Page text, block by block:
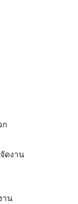
ก
ดงาน
าน